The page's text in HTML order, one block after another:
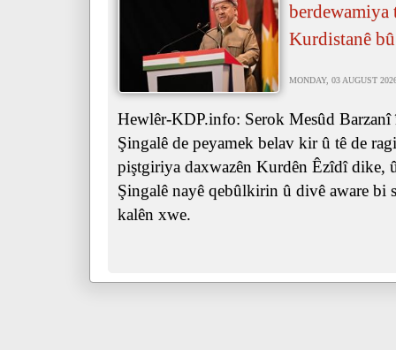
berdewamiya
Kurdistanê bû
MONDAY, 03 AUGUST
Hewlêr-KDP.info: Serok Mesûd Barzanî
Şingalê de peyamek belav kir û tê de
piştgiriya daxwazên Kurdên Êzîdî dike,
Şingalê nayê qebûlkirin û divê aware bi
kalên xwe.